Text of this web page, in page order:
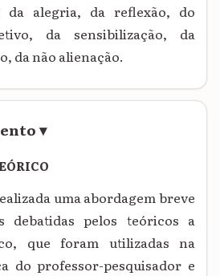
da alegria, da reflexão, do
da sensibilização, da
da não alienação.
▾
uma abordagem breve
debatidas pelos teóricos a
que foram utilizadas na
do professor-pesquisador e